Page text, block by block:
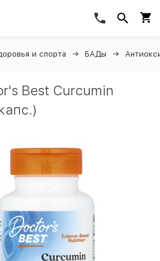
и спорта БАДы
Best Curcumin